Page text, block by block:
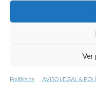
Ver
Política de AVISO LEGAL &
VÍDEOS &